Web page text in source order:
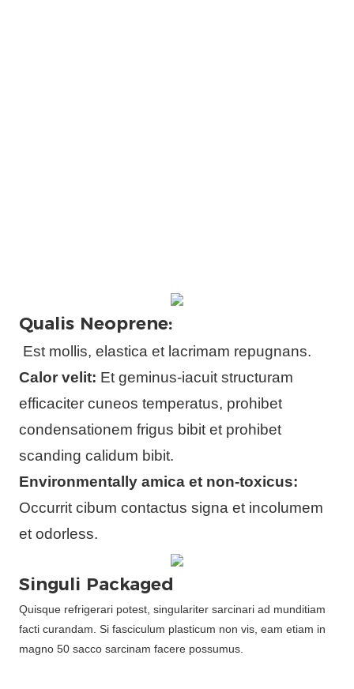
Qualis Neoprene:
Est mollis, elastica et lacrimam repugnans.
Calor velit: Et geminus-iacuit structuram
efficaciter cuneos temperatus, prohibet
condensationem frigus bibit et prohibet
scanding calidum bibit.
Environmentally amica et non-toxicus:
Occurrit cibum contactus signa et incolumem
et odorless.
Singuli Packaged
Quisque refrigerari potest, singulariter sarcinari ad munditiam
facti curandam. Si fasciculum plasticum non vis, eam etiam in
magno 50 sacco sarcinam facere possumus.